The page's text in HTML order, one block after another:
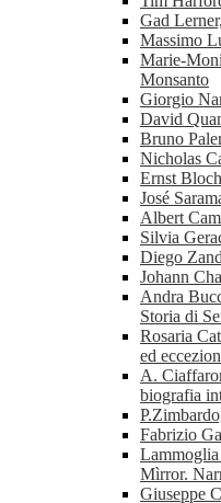
Gad
Massimo
Marie-
Monsanto
Giorgio
David
Bruno
Nicholas
Ernst
José
Albert
Silvia
Diego
Johann
Andra
Storia di
Rosaria
ed
A.
biografia
Fabrizio
Lammoglia
Mìrror.
Giuseppe